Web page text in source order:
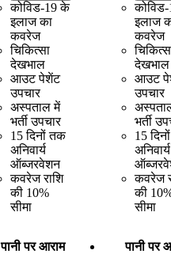
कोविड-19 के
इलाज का
कवरेज
चिकित्सा
देखभाल
आउट पेशेंट
उपचार
अस्पताल में
भर्ती उपचार
15 दिनों तक
अनिवार्य
ऑब्जरवेशन
कवरेज राशि
की 10%
सीमा
पानी पर आराम
इलाज
कवरेज
देखभाल
आउट
उपचार
भर्ती
15
अनिवार्य
कवरेज
की
सीमा
पानी पर